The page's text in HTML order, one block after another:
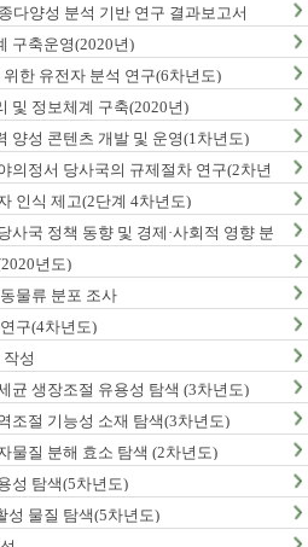
다양성 분석 기반 연구 결과보고서
구축운영(2020년)
한 유전자 분석 연구(6차년도)
및 정보체계 구축(2020년)
양성 콘텐츠 개발 및 운영(1차년도)
의정서 당사국의 규제절차 연구(2차년
인식 제고(2단계 4차년도)
사국 정책 동향 및 경제·사회적 영향 분
년도)
물류 분포 조사
구(4차년도)
성
균 생장조절 유용성 탐색 (3차년도)
조절 기능성 소재 탐색(3차년도)
물질 분해 효소 탐색 (2차년도)
성 탐색(5차년도)
성 물질 탐색(5차년도)